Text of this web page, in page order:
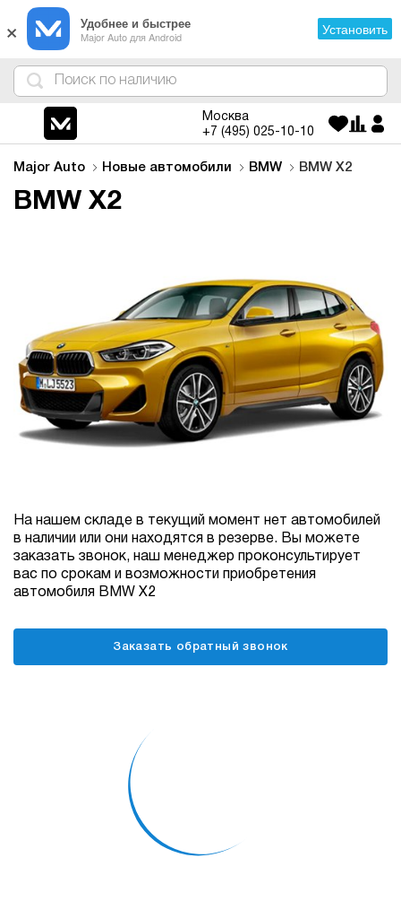
4
1
3
2
Москва
+7 (495) 025-10-10
Major Auto Новые автомобили BMW BMW X2
BMW X2
На нашем складе в текущий момент нет автомобилей
в наличии или они находятся в резерве. Вы можете
заказать звонок, наш менеджер проконсультирует
вас по срокам и возможности приобретения
автомобиля BMW X2
Заказать обратный звонок
× Удобнее и быстрее
Major Auto для Android Установить